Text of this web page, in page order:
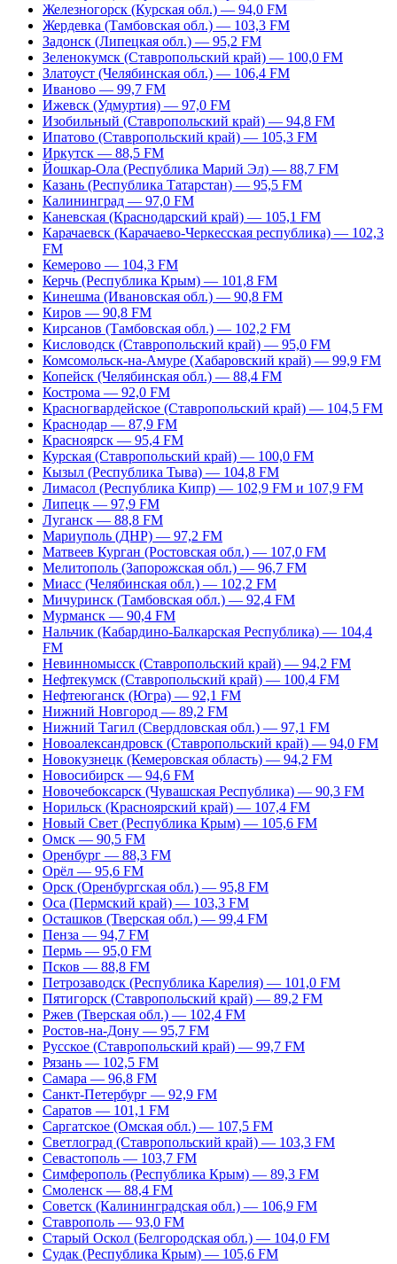
Железногорск (Курская обл.) — 94,0 FM
Жердевка (Тамбовская обл.) — 103,3 FM
Задонск (Липецкая обл.) — 95,2 FM
Зеленокумск (Ставропольский край) — 100,0 FM
Златоуст (Челябинская обл.) — 106,4 FM
Иваново — 99,7 FM
Ижевск (Удмуртия) — 97,0 FM
Изобильный (Ставропольский край) — 94,8 FM
Ипатово (Ставропольский край) — 105,3 FM
Иркутск — 88,5 FM
Йошкар-Ола (Республика Марий Эл) — 88,7 FM
Казань (Республика Татарстан) — 95,5 FM
Калининград — 97,0 FM
Каневская (Краснодарский край) — 105,1 FM
Карачаевск (Карачаево-Черкесская республика) — 102,3
FM
Кемерово — 104,3 FM
Керчь (Республика Крым) — 101,8 FM
Кинешма (Ивановская обл.) — 90,8 FM
Киров — 90,8 FM
Кирсанов (Тамбовская обл.) — 102,2 FM
Кисловодск (Ставропольский край) — 95,0 FM
Комсомольск-на-Амуре (Хабаровский край) — 99,9 FM
Копейск (Челябинская обл.) — 88,4 FM
Кострома — 92,0 FM
Красногвардейское (Ставропольский край) — 104,5 FM
Краснодар — 87,9 FM
Красноярск — 95,4 FM
Курская (Ставропольский край) — 100,0 FM
Кызыл (Республика Тыва) — 104,8 FM
Лимасол (Республика Кипр) — 102,9 FM и 107,9 FM
Липецк — 97,9 FM
Луганск — 88,8 FM
Мариуполь (ДНР) — 97,2 FM
Матвеев Курган (Ростовская обл.) — 107,0 FM
Мелитополь (Запорожская обл.) — 96,7 FM
Миасс (Челябинская обл.) — 102,2 FM
Мичуринск (Тамбовская обл.) — 92,4 FM
Мурманск — 90,4 FM
Нальчик (Кабардино-Балкарская Республика) — 104,4
FM
Невинномысск (Ставропольский край) — 94,2 FM
Нефтекумск (Ставропольский край) — 100,4 FM
Нефтеюганск (Югра) — 92,1 FM
Нижний Новгород — 89,2 FM
Нижний Тагил (Свердловская обл.) — 97,1 FM
Новоалександровск (Ставропольский край) — 94,0 FM
Новокузнецк (Кемеровская область) — 94,2 FM
Новосибирск — 94,6 FM
Новочебоксарск (Чувашская Республика) — 90,3 FM
Норильск (Красноярский край) — 107,4 FM
Новый Свет (Республика Крым) — 105,6 FM
Омск — 90,5 FM
Оренбург — 88,3 FM
Орёл — 95,6 FM
Орск (Оренбургская обл.) — 95,8 FM
Оса (Пермский край) — 103,3 FM
Осташков (Тверская обл.) — 99,4 FM
Пенза — 94,7 FM
Пермь — 95,0 FM
Псков — 88,8 FM
Петрозаводск (Республика Карелия) — 101,0 FM
Пятигорск (Ставропольский край) — 89,2 FM
Ржев (Тверская обл.) — 102,4 FM
Ростов-на-Дону — 95,7 FM
Русское (Ставропольский край) — 99,7 FM
Рязань — 102,5 FM
Самара — 96,8 FM
Санкт-Петербург — 92,9 FM
Саратов — 101,1 FM
Саргатское (Омская обл.) — 107,5 FM
Светлоград (Ставропольский край) — 103,3 FM
Севастополь — 103,7 FM
Симферополь (Республика Крым) — 89,3 FM
Смоленск — 88,4 FM
Советск (Калининградская обл.) — 106,9 FM
Ставрополь — 93,0 FM
Старый Оскол (Белгородская обл.) — 104,0 FM
Судак (Республика Крым) — 105,6 FM